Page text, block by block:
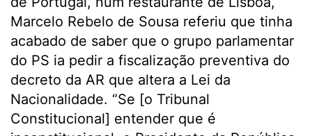
Marcelo Rebelo de Sousa referiu que tinha
acabado de saber que o grupo parlamentar
do PS ia pedir a fiscalização preventiva do
decreto da AR que altera a Lei da
Nacionalidade. “Se [o Tribunal
Constitucional] entender que é